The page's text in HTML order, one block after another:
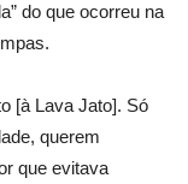
do que ocorreu na
[à Lava Jato]. Só
querem
que evitava